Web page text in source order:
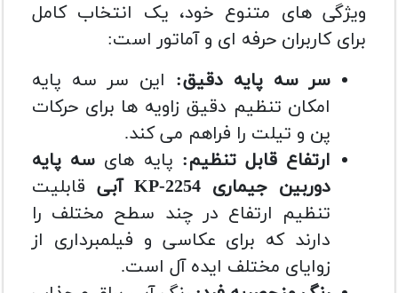
ویژگی های متنوع خود، یک انتخاب کامل
برای کاربران حرفه ای و آماتور است:
سر سه پایه دقیق: این سر سه پایه
امکان تنظیم دقیق زاویه ها برای حرکات
پن و تیلت را فراهم می کند.
ارتفاع قابل تنظیم: پایه های سه پایه
دوربین جیماری KP-2254 آبی
قابلیت
تنظیم ارتفاع در چند سطح مختلف را
دارند که برای عکاسی و فیلمبرداری از
زوایای مختلف ایده آل است.